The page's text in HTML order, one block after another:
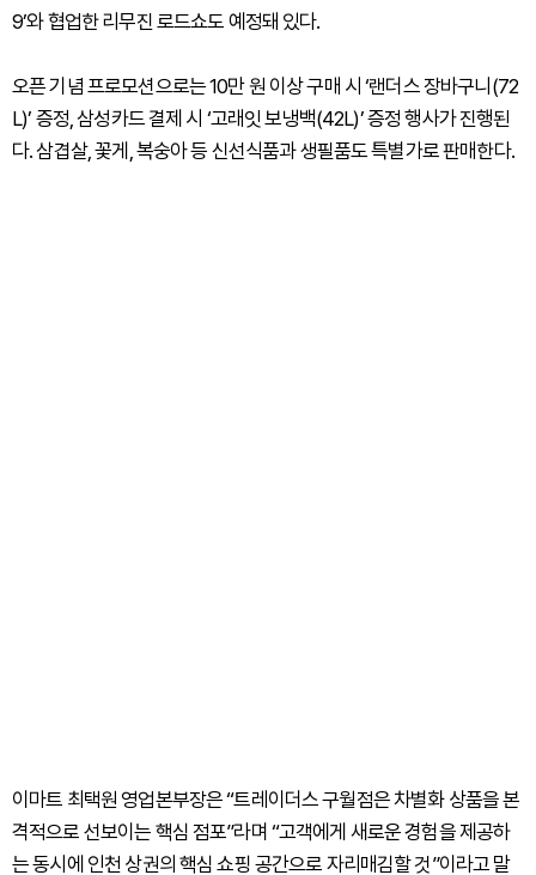
9’와 협업한 리무진 로드쇼도 예정돼 있다.
오픈 기념 프로모션으로는 10만 원 이상 구매 시 ‘랜더스 장바구니(72
L)’ 증정, 삼성카드 결제 시 ‘고래잇 보냉백(42L)’ 증정 행사가 진행된
다. 삼겹살, 꽃게, 복숭아 등 신선식품과 생필품도 특별가로 판매한다.
이마트 최택원 영업본부장은 “트레이더스 구월점은 차별화 상품을 본
격적으로 선보이는 핵심 점포”라며 “고객에게 새로운 경험을 제공하
는 동시에 인천 상권의 핵심 쇼핑 공간으로 자리매김할 것”이라고 말